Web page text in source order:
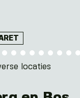
locaties